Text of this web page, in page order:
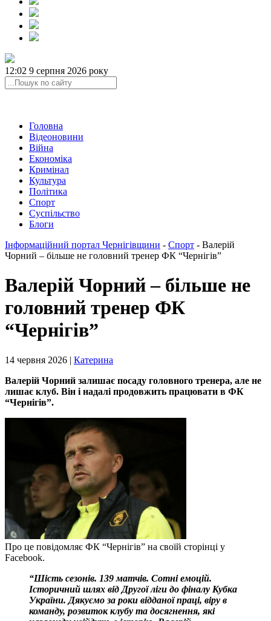
12:02 9 серпня 2026 року
Головна
Відеоновини
Війна
Економіка
Кримінал
Культура
Політика
Спорт
Суспільство
Блоги
Інформаційний портал Чернігівщини - Спорт - Валерій
Чорний – більше не головний тренер ФК “Чернігів”
Валерій Чорний – більше не
головний тренер ФК
“Чернігів”
14 червня 2026 | Катерина
Валерій Чорний залишає посаду головного тренера, але не
лишає клуб. Він і надалі продовжить працювати в ФК
“Чернігів”.
Про це повідомляє ФК “Чернігів” на своїй сторінці у
Facebook.
“Шість сезонів. 139 матчів. Сотні емоцій.
Історичний шлях від Другої ліги до фіналу Кубка
України. Дякуємо за роки відданої праці, віру в
команду, розвиток клубу та досягнення, які